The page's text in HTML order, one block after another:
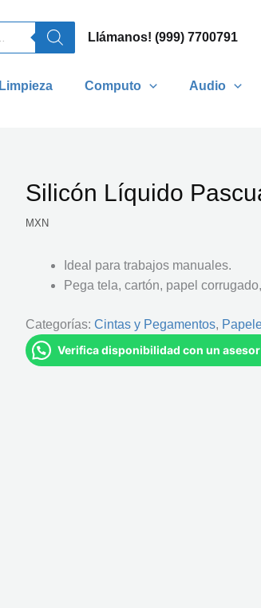
Llámanos! (999) 7700791
Limpieza Computo Audio
Silicón Líquido
MXN
Ideal para trabajos manuales.
Pega tela, cartón, papel
Categorías: Cintas y Pegamentos,
Verifica disponibilidad con un asesor